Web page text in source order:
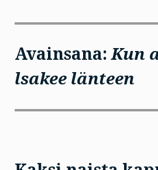
Avainsana:Kun
lsakee länteen